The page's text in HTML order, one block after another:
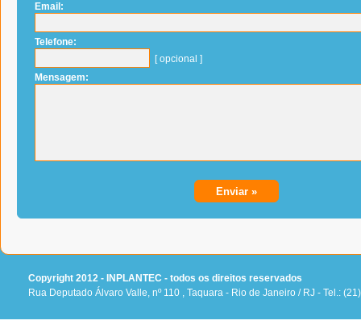
Email:
Telefone:
[ opcional ]
Mensagem:
Copyright 2012 - INPLANTEC - todos os direitos reservados
Rua Deputado Álvaro Valle, nº 110 , Taquara - Rio de Janeiro / RJ - Tel.: